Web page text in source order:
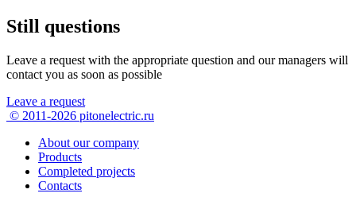
Still questions
Leave a request with the appropriate question and our managers will
contact you as soon as possible
Leave a request
© 2011-2026 pitonelectric.ru
About our company
Products
Completed projects
Contacts